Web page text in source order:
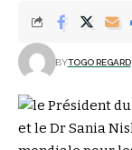
BYTOGO REGARD